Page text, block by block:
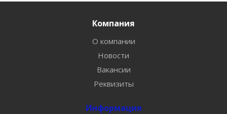
Компания
О компании
Новости
Вакансии
Реквизиты
Информация